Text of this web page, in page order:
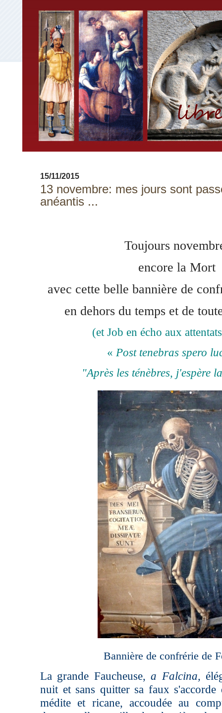
15/11/2015
13 novembre: mes jours sont
anéantis ...
Toujours
encore la Mort
avec cette belle bannière de
en dehors du temps et de
(et Job en écho aux
« Post tenebras spero
"Après les ténèbres, j'espère
Bannière de confrérie de
La grande Faucheuse,a Falcina,
nuit et sans quitter sa faux s'accorde
médite et ricane, accoudée au